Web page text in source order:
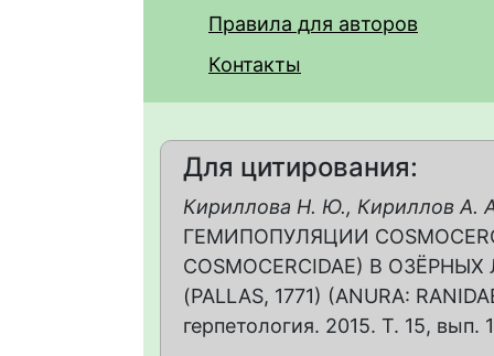
Правила для авторов
Контакты
Для цитирования:
Кириллова Н. Ю., Кириллов А.
ГЕМИПОПУЛЯЦИИ
COSMOCERCIDAE) В ОЗЁРНЫХ
(PALLAS, 1771) (ANURA:
герпетология. 2015. Т. 15, вып.